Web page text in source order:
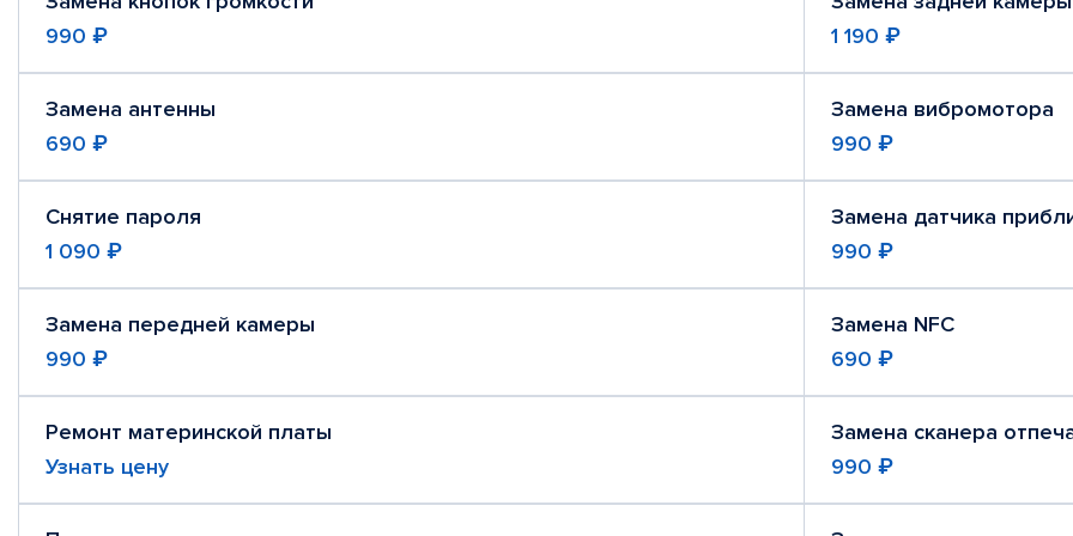
990 ₽
1 190 ₽
Замена антенны
690 ₽
Замена вибромотора
990 ₽
Снятие пароля
1 090 ₽
Замена датчика
990 ₽
Замена передней камеры
990 ₽
Замена NFC
690 ₽
Ремонт материнской платы
Узнать цену
Замена сканера
990 ₽